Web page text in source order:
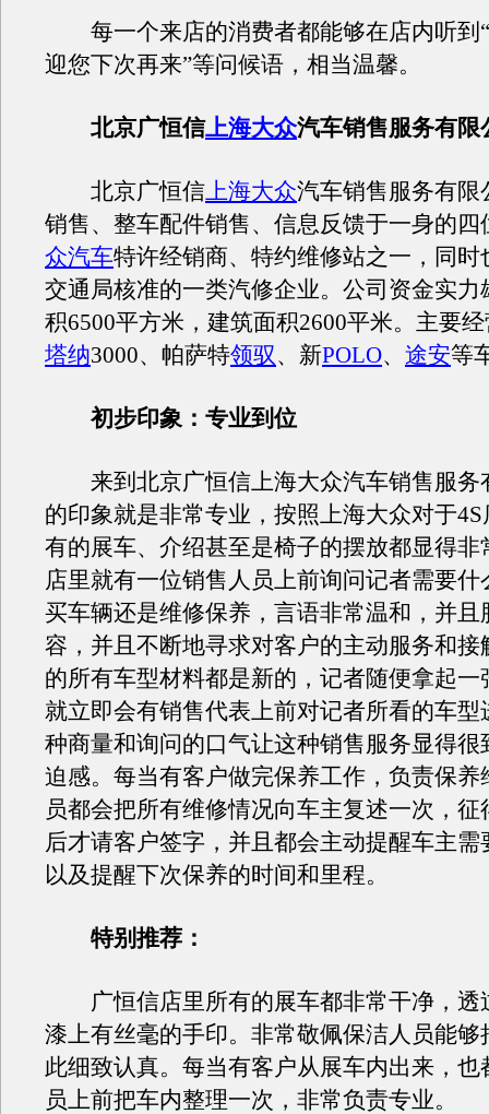
每一个来店的消费者都能够在店内听到“
迎您下次再来”等问候语，相当温馨。
北京广恒信上海大众汽车销售服务有限
北京广恒信上海大众汽车销售服务有限
销售、整车配件销售、信息反馈于一身的四
众汽车特许经销商、特约维修站之一，同时
交通局核准的一类汽修企业。公司资金实力
积6500平方米，建筑面积2600平米。主要
塔纳3000、帕萨特领驭、新POLO、 途安等
初步印象：专业到位
来到北京广恒信上海大众汽车销售服务
的印象就是非常专业，按照上海大众对于
有的展车、介绍甚至是椅子的摆放都显得非
店里就有一位销售人员上前询问记者需要什
买车辆还是维修保养，言语非常温和，并且
容，并且不断地寻求对客户的主动服务和接
的所有车型材料都是新的，记者随便拿起一
就立即会有销售代表上前对记者所看的车型
种商量和询问的口气让这种销售服务显得很
迫感。每当有客户做完保养工作，负责保养
员都会把所有维修情况向车主复述一次，征
后才请客户签字，并且都会主动提醒车主需
以及提醒下次保养的时间和里程。
特别推荐：
广恒信店里所有的展车都非常干净，透
漆上有丝毫的手印。非常敬佩保洁人员能够
此细致认真。每当有客户从展车内出来，也
员上前把车内整理一次，非常负责专业。